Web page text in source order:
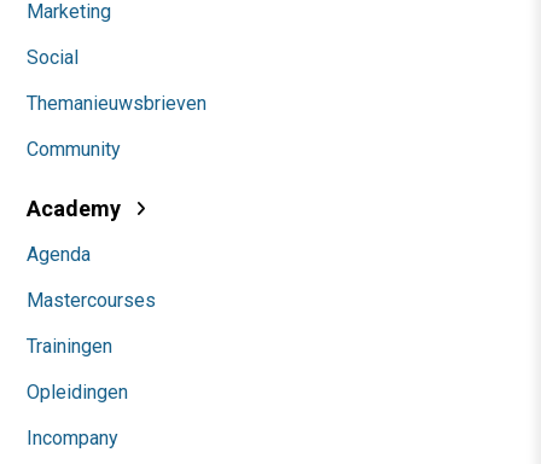
Marketing
Social
Themanieuwsbrieven
Community
Academy
Agenda
Mastercourses
Trainingen
Opleidingen
Incompany